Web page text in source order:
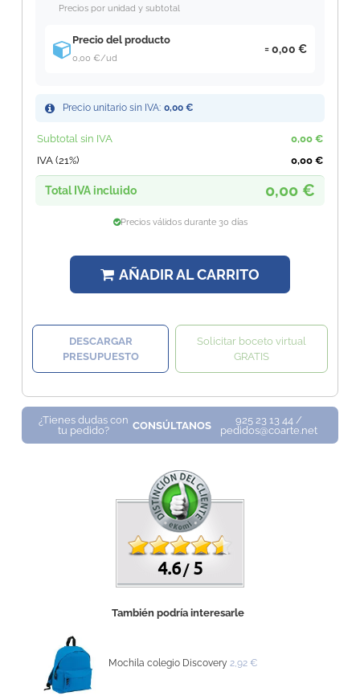
Precios por unidad y subtotal
Precio del producto
0,00 €/ud
0,00 €
Precio unitario sin IVA: 0,00 €
Subtotal sin IVA
0,00 €
IVA (21%)
0,00 €
Total IVA incluido 0,00 €
Precios válidos durante 30 días
AÑADIR AL CARRITO
DESCARGAR
PRESUPUESTO
Solicitar boceto virtual
GRATIS
¿Tienes dudas con
tu pedido?
CONSÚLTANOS
925 23 13 44 /
pedidos@coarte.net
4.6 /5
También podría interesarle
Mochila colegio Discovery 2,92 €